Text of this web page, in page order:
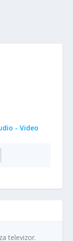
- Video
televizor.